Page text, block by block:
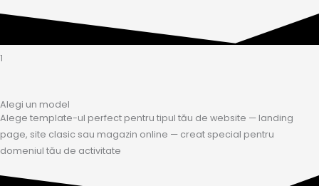
1
Alegi un model
Alege template-ul perfect pentru tipul tău de website — landing
page, site clasic sau magazin online — creat special pentru
domeniul tău de activitate